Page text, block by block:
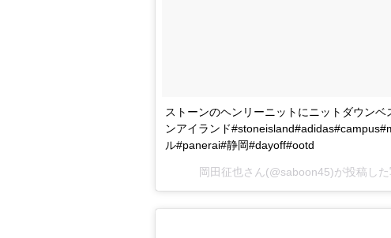
ストーンのヘンリーニットにニットダウン
ンアイランド
ル#panerai#静岡#dayoff#ootd
岡田征也さん(@saboon45)が投稿し